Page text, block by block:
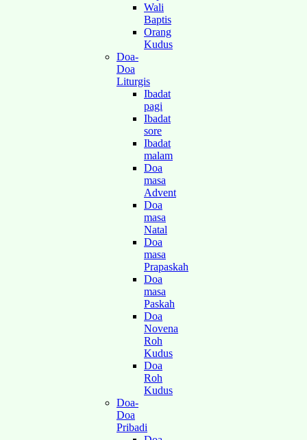
Wali
Baptis
Orang
Kudus
Doa-
Doa
Liturgis
Ibadat
pagi
Ibadat
sore
Ibadat
malam
Doa
masa
Advent
Doa
masa
Natal
Doa
masa
Prapaskah
Doa
masa
Paskah
Doa
Novena
Roh
Kudus
Doa
Roh
Kudus
Doa-
Doa
Pribadi